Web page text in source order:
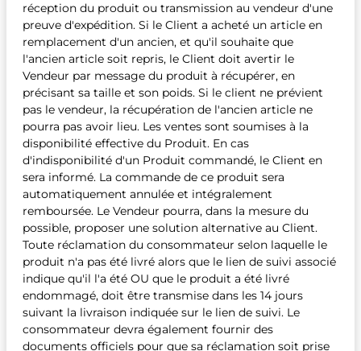
réception du produit ou transmission au vendeur d'une
preuve d'expédition. Si le Client a acheté un article en
remplacement d'un ancien, et qu'il souhaite que
l'ancien article soit repris, le Client doit avertir le
Vendeur par message du produit à récupérer, en
précisant sa taille et son poids. Si le client ne prévient
pas le vendeur, la récupération de l'ancien article ne
pourra pas avoir lieu. Les ventes sont soumises à la
disponibilité effective du Produit. En cas
d'indisponibilité d'un Produit commandé, le Client en
sera informé. La commande de ce produit sera
automatiquement annulée et intégralement
remboursée. Le Vendeur pourra, dans la mesure du
possible, proposer une solution alternative au Client.
Toute réclamation du consommateur selon laquelle le
produit n'a pas été livré alors que le lien de suivi associé
indique qu'il l'a été OU que le produit a été livré
endommagé, doit être transmise dans les 14 jours
suivant la livraison indiquée sur le lien de suivi. Le
consommateur devra également fournir des
documents officiels pour que sa réclamation soit prise